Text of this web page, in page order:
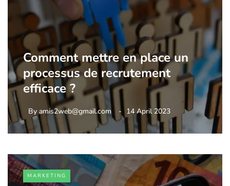
Comment mettre en place un
processus de recrutement
efficace ?
By amis2web@gmail.com 14 April 2023
MARKETING